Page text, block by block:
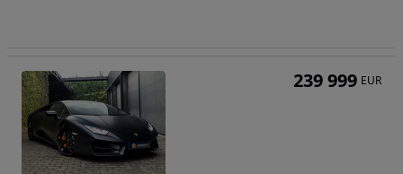
239 999 EUR